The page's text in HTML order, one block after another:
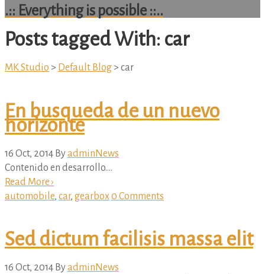
.:: Everything is possible ::..
Posts tagged With: car
MK Studio > Default Blog > car
En busqueda de un nuevo
horizonte
16 Oct, 2014 Byadmin News
Contenido en desarrollo….
Read More ›
automobile, car, gearbox0 Comments
Sed dictum facilisis massa elit
16 Oct, 2014 Byadmin News